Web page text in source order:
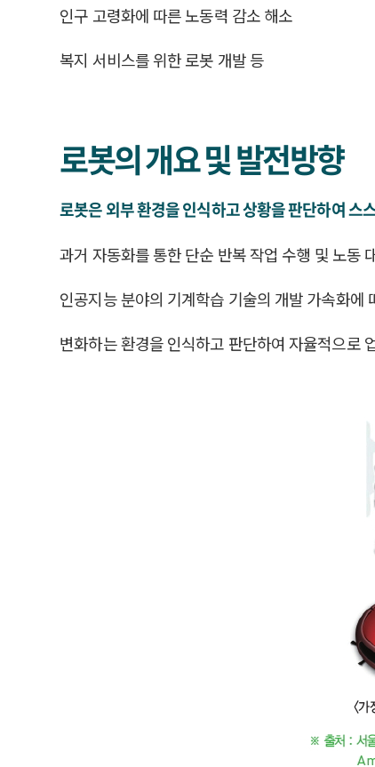
인구 고령화에 따른 노동력 감소 해소
복지 서비스를 위한 로봇 개발 등
로봇의 개요 및 발전방향
로봇은 외부 환경을 인식하고 상황을 판단하여 스
과거 자동화를 통한 단순 반복 작업 수행 및 노동
인공지능 분야의 기계학습 기술의 개발 가속화에
변화하는 환경을 인식하고 판단하여 자율적으로